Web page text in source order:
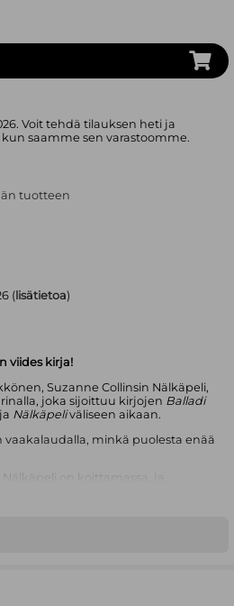
( lisätietoa)
viides kirja!
Suzanne Collinsin Nälkäpeli,
joka sijoittuu kirjojen Balladi
ja Nälkäpeliväliseen aikaan.
vaakalaudalla, minkä puolesta enää
on koittamassa, ja
Pelin neljännesjuhlan
tänä vuonna kodeistaan
yrittää olla vaivaamatta
Voit tehdä tilauksen heti ja
saamme sen varastoomme.
tuotteen